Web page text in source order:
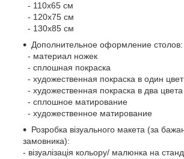
- 110х65 см
- 120х75 см
- 130х85 см
Дополнительное оформление столов:
- материал ножек
- сплошная покраска
- художественная покраска в один цвет
- художественная покраска в два цвета
- сплошное матирование
- художественное матирование
Розробка візуального макета (за
замовника):
- візуалізація кольору/ малюнка на